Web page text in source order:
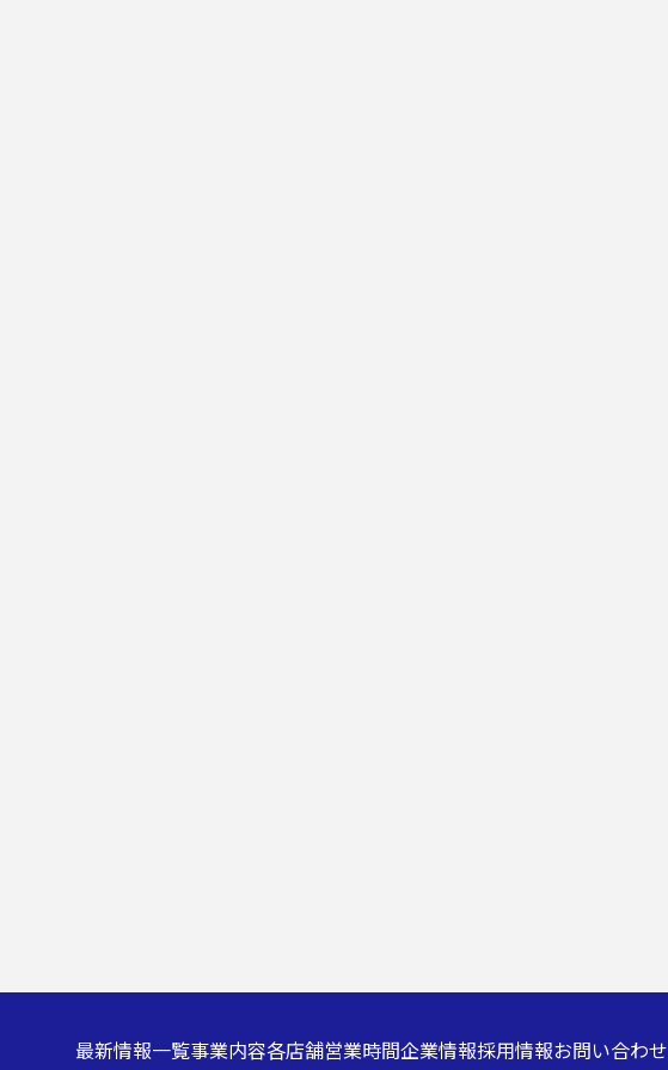
最新情報一覧事業内容各店舗営業時間企業情報採用情報お問い合わせ